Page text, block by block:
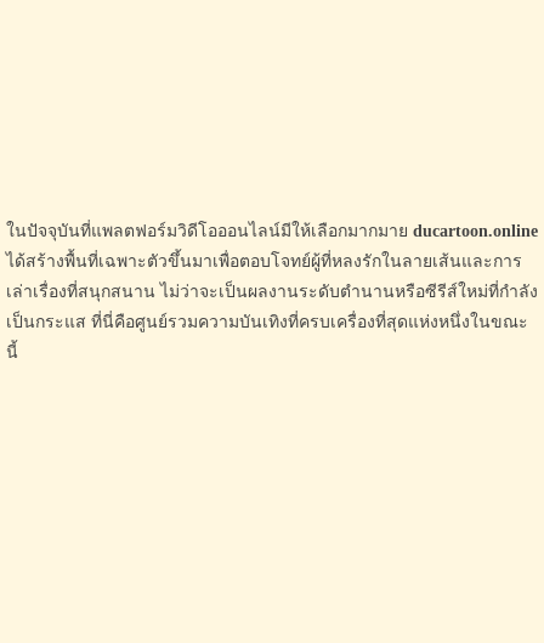
ในปัจจุบันที่แพลตฟอร์มวิดีโอออนไลน์มีให้เลือกมากมาย ducartoon.online
ได้สร้างพื้นที่เฉพาะตัวขึ้นมาเพื่อตอบโจทย์ผู้ที่หลงรักในลายเส้นและการ
เล่าเรื่องที่สนุกสนาน ไม่ว่าจะเป็นผลงานระดับตำนานหรือซีรีส์ใหม่ที่กำลัง
เป็นกระแส ที่นี่คือศูนย์รวมความบันเทิงที่ครบเครื่องที่สุดแห่งหนึ่งในขณะ
นี้